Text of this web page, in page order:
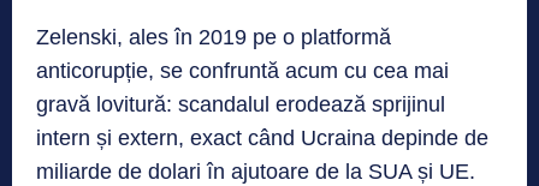
Zelenski, ales în 2019 pe o platformă
anticorupție, se confruntă acum cu cea mai
gravă lovitură: scandalul erodează sprijinul
intern și extern, exact când Ucraina depinde de
miliarde de dolari în ajutoare de la SUA și UE.